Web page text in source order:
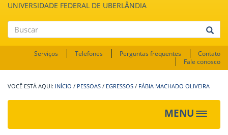
UNIVERSIDADE FEDERAL DE UBERLÂNDIA
Buscar
Serviços Telefones Perguntas frequentes
Contato
Fale conosco
INÍCIO / PESSOAS / EGRESSOS / FÁBIA MACHADO OLIVEIRA
MENU
Toggle